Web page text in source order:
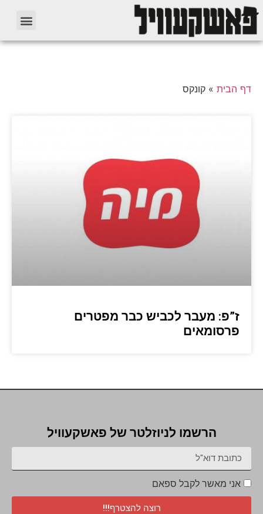
דף הבית » קונקס
ז”פ: מעבר לכביש כבר מפטרים
פרסומאים
הרשמו לניוזלטר של פאשקעוויל
אני מאשר לקבל ספאם
רוצה להצטרף!!!